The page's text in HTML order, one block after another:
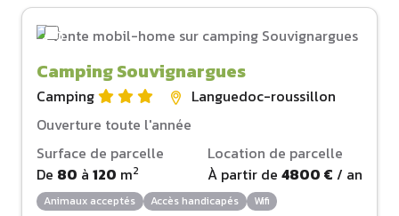
Camping Souvignargues
Camping
Languedoc-roussillon
Ouverture toute l'année
Surface de parcelle
De 80 à 120 m2
Location de parcelle
À partir de 4800 € / an
Animaux acceptés Accès handicapés Wifi